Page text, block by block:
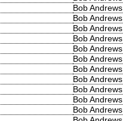
Bob Andrews
Bob Andrews
Bob Andrews
Bob Andrews
Bob Andrews
Bob Andrews
Bob Andrews
Bob Andrews
Bob Andrews
Bob Andrews
Bob Andrews